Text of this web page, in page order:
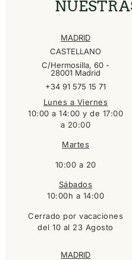
MADRID
CASTELLANO
C/Hermosilla, 60 -
28001 Madrid
+34 91 575 15 71
Lunes a Viernes
10:00 a 14:00 y de 17:00
a 20:00
Martes
10:00 a 20
Sábados
10:00h a 14:00
Cerrado por vacaciones
del 10 al 23 Agosto
MADRID